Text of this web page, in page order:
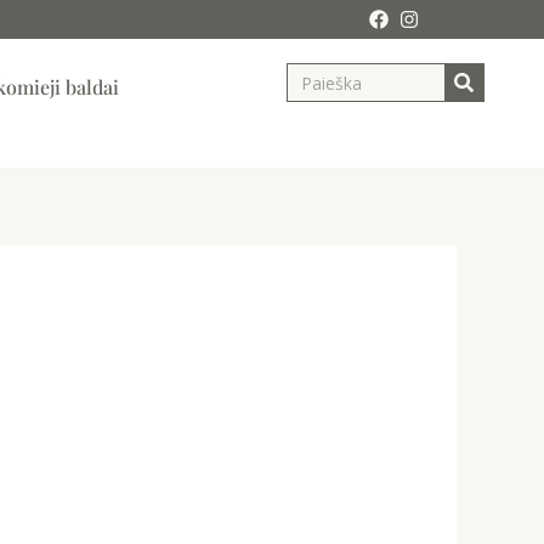
baldai Search